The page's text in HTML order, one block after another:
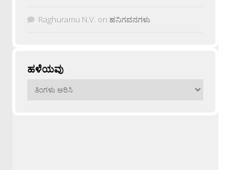
Raghuramu N.V. on ಹನಿಗವನಗಳು
ಹಳೆಯವು
ಹಳೆಯವು